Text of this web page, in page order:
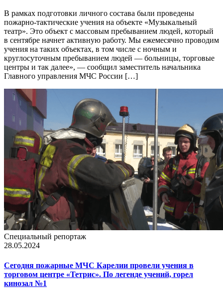
В рамках подготовки личного состава были проведены
пожарно-тактические учения на объекте «Музыкальный
театр». Это объект с массовым пребыванием людей, который
в сентябре начнет активную работу. Мы ежемесячно проводим
учения на таких объектах, в том числе с ночным и
круглосуточным пребыванием людей — больницы, торговые
центры и так далее», — сообщил заместитель начальника
Главного управления МЧС России […]
Специальный репортаж
28.05.2024
Сегодня пожарные МЧС Карелии провели учения в
торговом центре «Тетрис». По легенде учений, горел
кинозал №1